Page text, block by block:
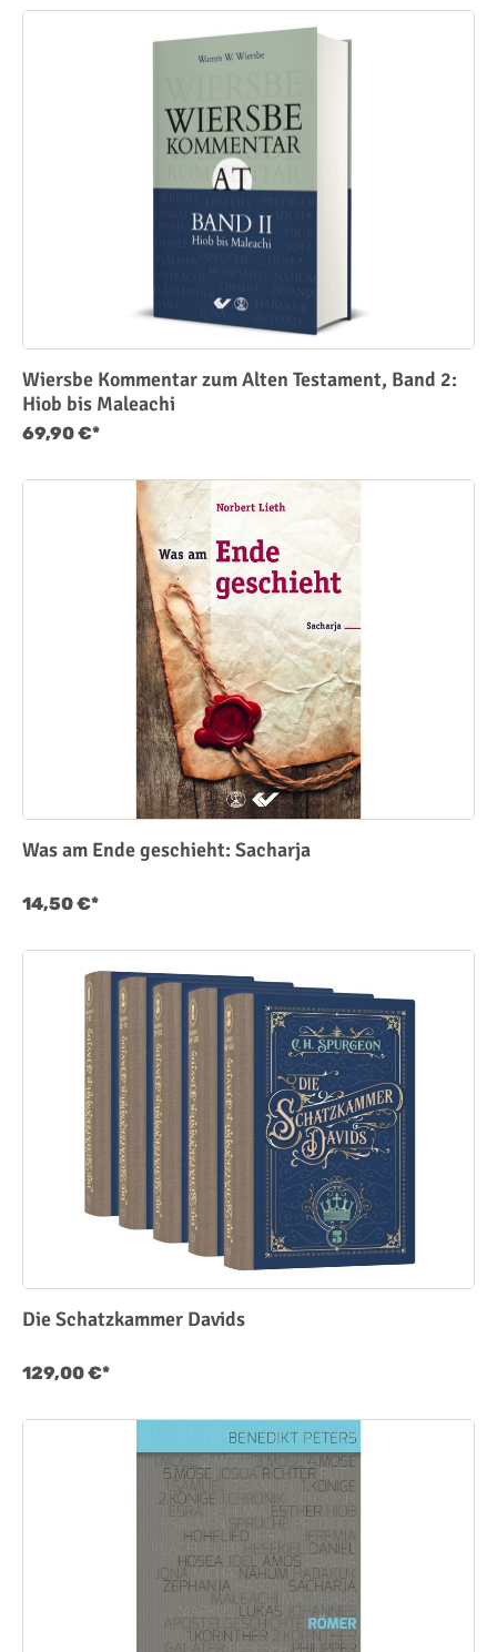
Wiersbe Kommentar zum Alten Testament, Band 2:
Hiob bis Maleachi
69,90 €*
Was am Ende geschieht: Sacharja
14,50 €*
Die Schatzkammer Davids
129,00 €*